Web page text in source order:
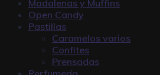
Madalenas y Muffins
Open Candy
Pastillas
Caramelos varios
Confites
Prensadas